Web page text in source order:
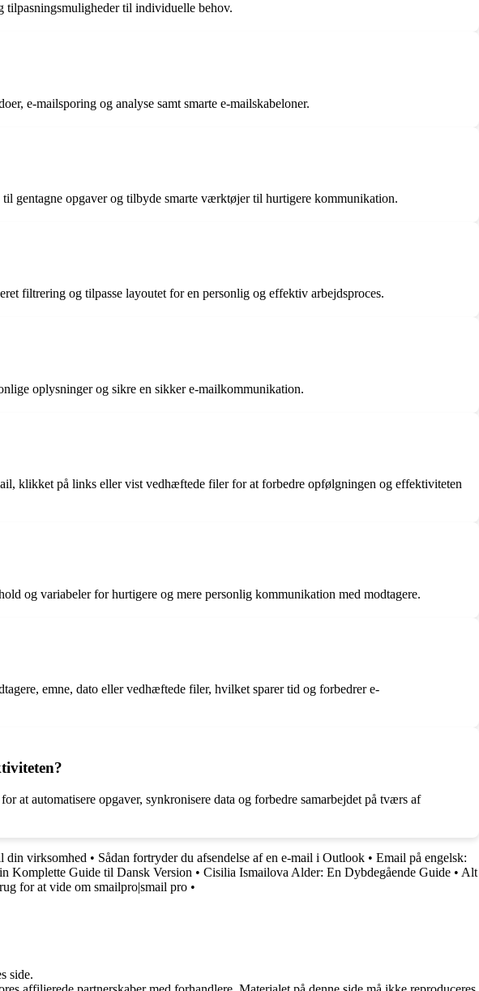
tilpasningsmuligheder til individuelle behov.
e-mailsporing og analyse samt smarte e-mailskabeloner.
gentagne opgaver og tilbyde smarte værktøjer til hurtigere kommunikation.
filtrering og tilpasse layoutet for en personlig og effektiv arbejdsproces.
oplysninger og sikre en sikker e-mailkommunikation.
klikket på links eller vist vedhæftede filer for at forbedre opfølgningen og effektiviteten
og variabeler for hurtigere og mere personlig kommunikation med modtagere.
emne, dato eller vedhæftede filer, hvilket sparer tid og forbedrer e-
at automatisere opgaver, synkronisere data og forbedre samarbejdet på tværs af
din virksomhed • Sådan fortryder du afsendelse af en e-mail i Outlook • Email på engelsk:
Komplette Guide til Dansk Version • Cisilia Ismailova Alder: En Dybdegående Guide • Alt
for at vide om smailpro|smail pro •
side.